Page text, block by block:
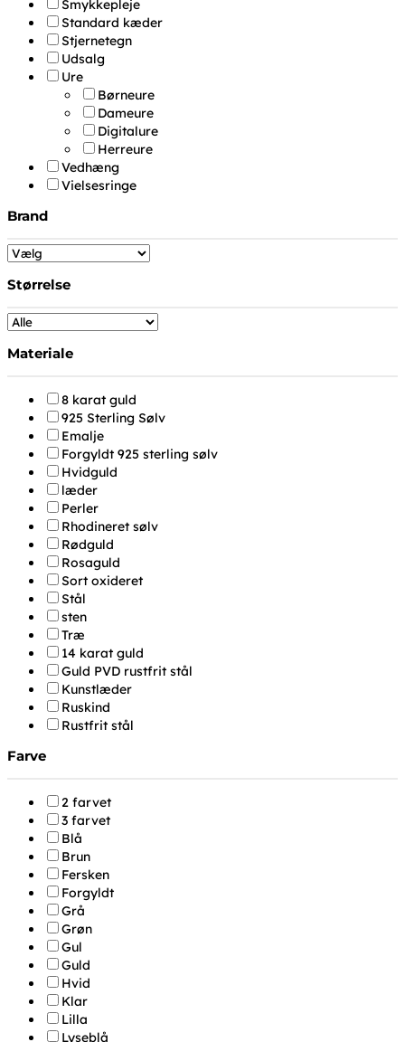
Smykkepleje
Standard kæder
Stjernetegn
Udsalg
Ure
Børneure
Dameure
Digitalure
Herreure
Vedhæng
Vielsesringe
Brand
Størrelse
Materiale
8 karat guld
925 Sterling Sølv
Emalje
Forgyldt 925 sterling sølv
Hvidguld
læder
Perler
Rhodineret sølv
Rødguld
Rosaguld
Sort oxideret
Stål
sten
Træ
14 karat guld
Guld PVD rustfrit stål
Kunstlæder
Ruskind
Rustfrit stål
Farve
2 farvet
3 farvet
Blå
Brun
Fersken
Forgyldt
Grå
Grøn
Gul
Guld
Hvid
Klar
Lilla
Lyseblå